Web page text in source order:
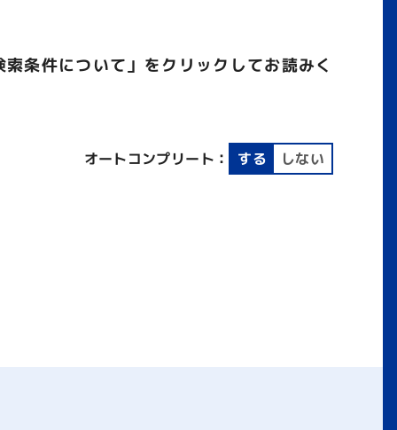
条件について」をクリックしてお読みく
オートコンプリート： する しない